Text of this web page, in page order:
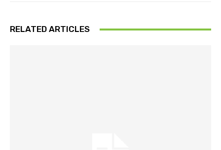
RELATED ARTICLES